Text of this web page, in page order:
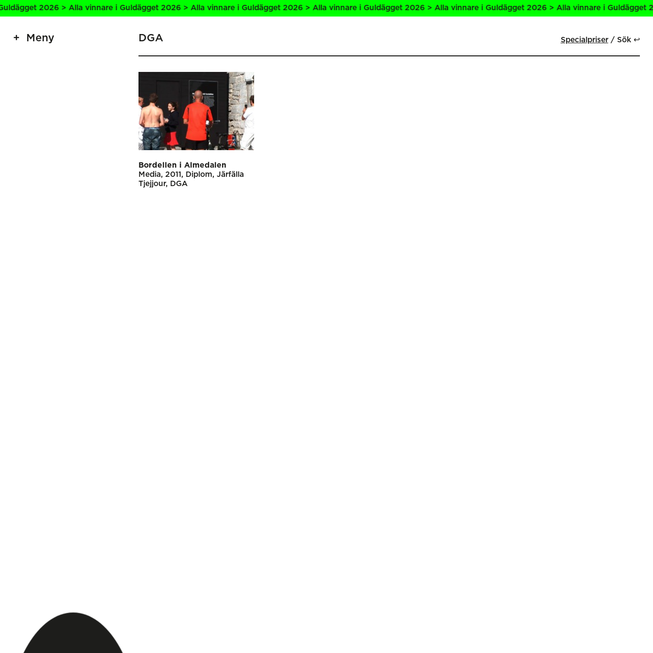
2026 > Alla vinnare i Guldägget 2026 > Alla vinnare i Guldägget 2026 > Alla vinnare i Guldägget 2026 > Alla vinnare i Guldägget 2026 > Alla vinnare i Guldägget
Meny DGA Specialpriser Sök ↩
Bordellen i Almedalen
Media
2011 Diplom
Järfälla
Tjejjour
DGA